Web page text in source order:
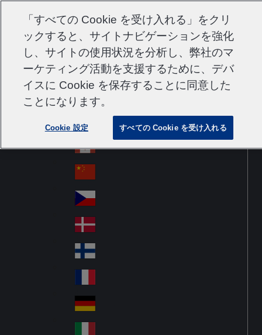
Go to home
Jump to navigation
Jump to content
Contact
コンタクト採用情報 サプライヤー
Japan
Au
str
ali
a
Australia
Au
stri
Br
azi
l
Ca
na
da
Canada
Ch
ina
Cz
ec
h
De
n
m
ar
k
Fi
nd
Fr
an
ce
Ge
「すべての Cookie を受け入れる」をクリ
ックすると、サイトナビゲーションを強化
し、サイトの使用状況を分析し、弊社のマ
ーケティング活動を支援するために、デバ
イスに Cookie を保存することに同意した
ことになります。
Cookie 設定 すべての Cookie を受け入れる